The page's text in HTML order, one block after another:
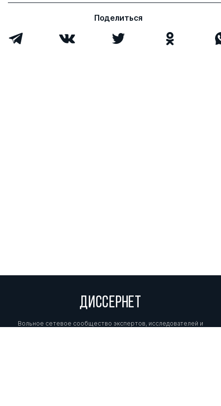
Поделиться
ДИССЕРНЕТ
Вольное сетевое сообщество экспертов, исследователей и